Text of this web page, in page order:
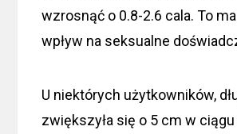
wzrosnąć o 0.8-2.6 cala. To
wpływ na seksualne
U niektórych użytkowników,
zwiększyła się o 5 cm w ciągu